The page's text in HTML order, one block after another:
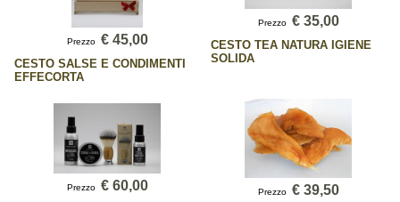
Prezzo € 45,00
CESTO SALSE E CONDIMENTI
EFFECORTA
Prezzo € 35,00
CESTO TEA NATURA IGIENE
SOLIDA
Prezzo € 60,00 Prezzo € 39,50